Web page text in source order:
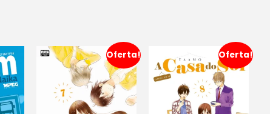
Oferta! Oferta!